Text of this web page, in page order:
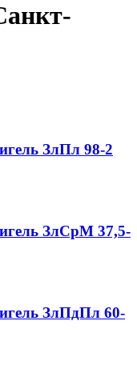
ЗлПл 98-2
ЗлСрМ 37,5-
ЗлПдПл 60-